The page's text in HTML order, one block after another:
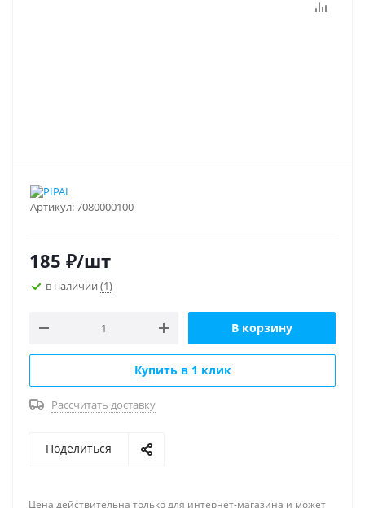
Артикул:7080000100
185 ₽/шт
в наличии (1)
В корзину
Купить в 1 клик
Рассчитать доставку
Поделиться
Цена действительна только для интернет-магазина и может